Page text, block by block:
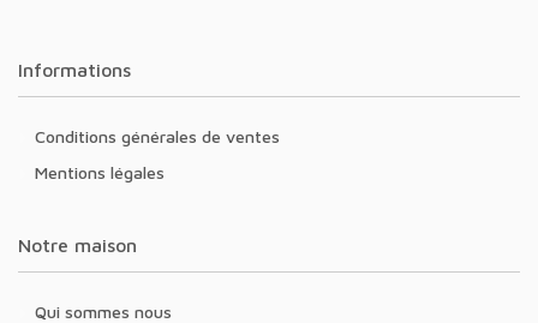
Informations
Conditions générales de ventes
Mentions légales
Notre maison
Qui sommes nous